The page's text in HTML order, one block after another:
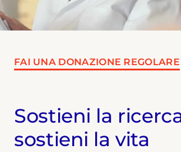
FAI UNA DONAZIONE REGOLARE
Sostieni la
sostieni la vita